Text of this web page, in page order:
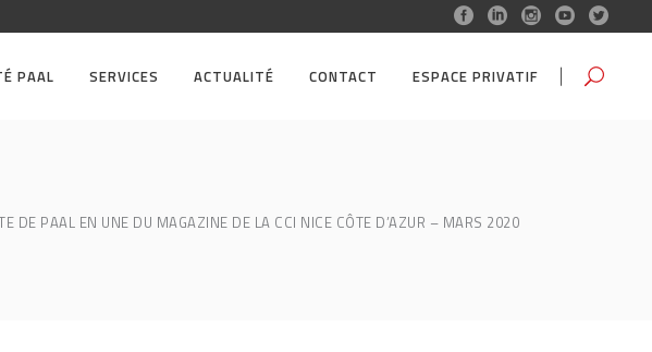
PAAL SERVICES ACTUALITÉ CONTACT ESPACE PRIVATIF
DE PAAL EN UNE DU MAGAZINE DE LA CCI NICE CÔTE D’AZUR – MARS 2020